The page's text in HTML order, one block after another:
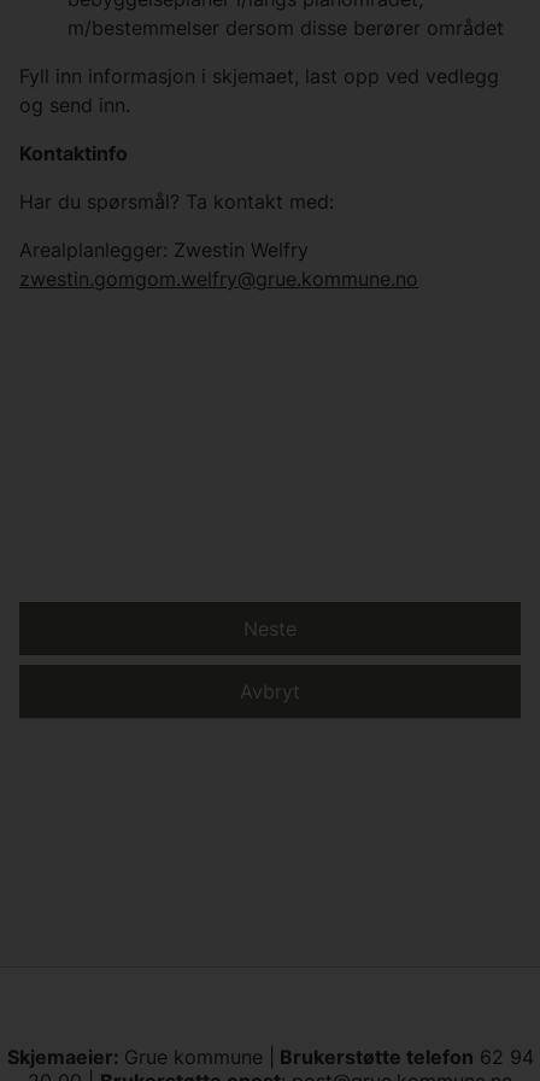
m/bestemmelser dersom disse berører området
Fyll inn informasjon i skjemaet, last opp ved vedlegg
og send inn.
Kontaktinfo
Har du spørsmål? Ta kontakt med:
Arealplanlegger: Zwestin Welfry
zwestin.gomgom.welfry@grue.kommune.no
Avbryt
Neste
Skjemaeier: Grue kommune | Brukerstøtte telefon 62 94